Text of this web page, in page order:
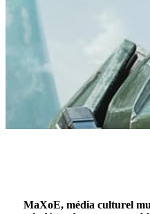
MaXoE, média culturel